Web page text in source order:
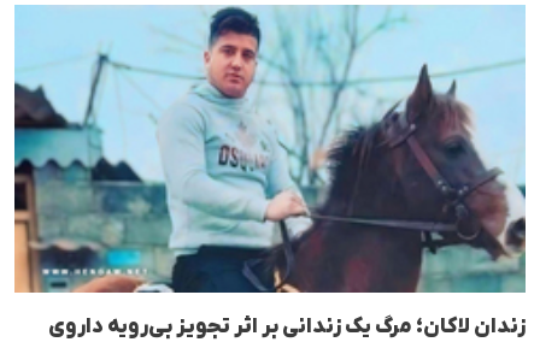
زندان لاکان؛ مرگ یک زندانی بر اثر تجویز بی‌رویه داروی